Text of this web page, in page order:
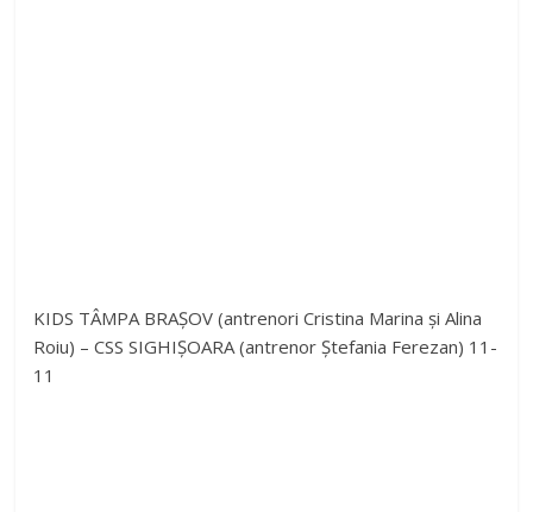
KIDS TÂMPA BRAȘOV (antrenori Cristina Marina și Alina
Roiu) – CSS SIGHIȘOARA (antrenor Ștefania Ferezan) 11-
11